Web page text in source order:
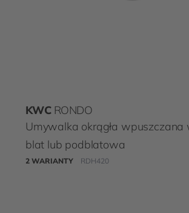
KWC RONDO
Umywalka okrągła wpuszczana
blat lub podblatowa
2 WARIANTY RDH420